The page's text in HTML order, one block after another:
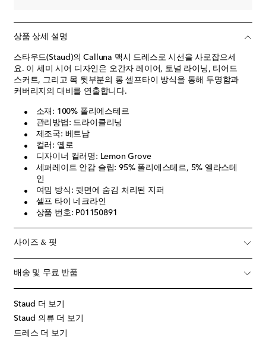
상품 상세 설명
스타우드(Staud)의 Calluna 맥시 드레스로 시선을 사로잡으세
요. 이 세미 시어 디자인은 오간자 레이어, 토널 라이닝, 티어드
스커트, 그리고 목 뒷부분의 롱 셀프타이 방식을 통해 투명함과
커버리지의 대비를 연출합니다.
소재: 100% 폴리에스테르
관리방법: 드라이클리닝
제조국: 베트남
컬러: 옐로
디자이너 컬러명: Lemon Grove
세퍼레이트 안감 슬립: 95% 폴리에스테르, 5% 엘라스테
인
여밈 방식: 뒷면에 숨김 처리된 지퍼
셀프 타이 네크라인
상품 번호: P01150891
사이즈 & 핏
배송 및 무료 반품
Staud 더 보기
Staud 의류 더 보기
드레스 더 보기